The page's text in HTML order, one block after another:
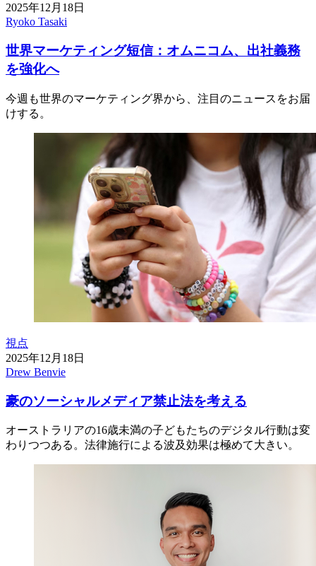
2025年12月18日
Ryoko Tasaki
世界マーケティング短信：オムニコム、出社義務
を強化へ
今週も世界のマーケティング界から、注目のニュースをお届
けする。
視点
2025年12月18日
Drew Benvie
豪のソーシャルメディア禁止法を考える
オーストラリアの16歳未満の子どもたちのデジタル行動は変
わりつつある。法律施行による波及効果は極めて大きい。